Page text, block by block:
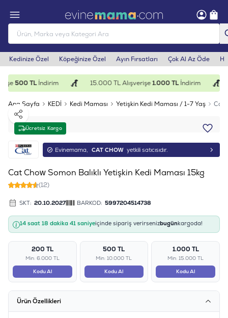
Kedinize Özel Köpeğinize Özel Ayın Fırsatları Çok Al Az Öde
500 TLİndirim 15.000 TL Alışverişe1.000 TLİndirim
Ana Sayfa KEDİ Kedi Maması Yetişkin Kedi Maması / 1-7 Yaş Cat
Ücretsiz Kargo
Paylaş
Evinemama, CAT CHOW yetkili satıcısıdır.
Cat Chow Somon Balıklı Yetişkin Kedi Maması 15kg
(12)
SKT: 20.10.2027 BARKOD: 5997204514738
14 saat 18 dakika 41 saniyeiçinde sipariş verirsenizbugünkargoda!
200 TL
Min: 6.000 TL
Kodu Al
500 TL
Min: 10.000 TL
Kodu Al
1.000 TL
Min: 15.000 TL
Kodu Al
Ürün Özellikleri